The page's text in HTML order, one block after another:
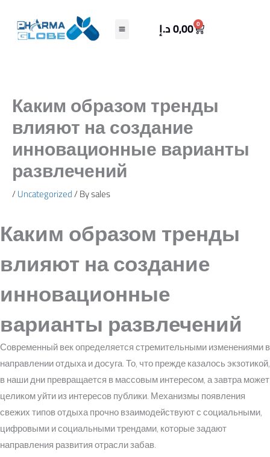
content
0,00د.إ 0
Cart
Каким образом тренды
влияют на создание
инновационные варианты
развлечений
/Uncategorized/ Bysales
Каким образом тренды
влияют на создание
инновационные
варианты развлечений
Современный век определяется стремительными изменениями в
направлении отдыха и досуга. То, что прежде казалось экзотикой,
в наши дни превращается в массовым интересом, а завтра может
целиком уйти из интересов публики. Механизмы появления
свежих типов отдыха прочно взаимодействуют с социальными,
цифровыми и социальными трендами, которые задают
направления развития отрасли забав.